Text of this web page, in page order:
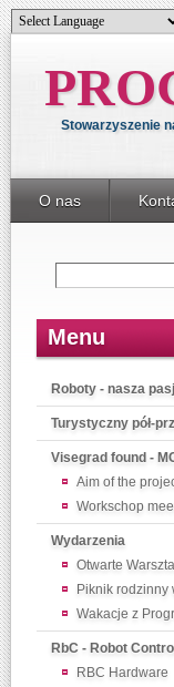
Stowarzyszenie
O nas
Menu
Roboty - nasza
Turystyczny pół-
Visegrad found -
Aim of the
Workschop
Wydarzenia
Otwarte
Piknik rodzinny
Wakacje z
RbC - Robot Control
RBC Hardware